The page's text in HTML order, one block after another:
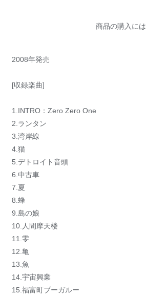
商品の購入には
2008年発売
[収録楽曲]
1.INTRO：Zero Zero One
2.ランタン
3.湾岸線
4.猫
5.デトロイト音頭
6.中古車
7.夏
8.蜂
9.島の娘
10.人間摩天楼
11.零
12.亀
13.魚
14.宇宙興業
15.福富町ブーガルー